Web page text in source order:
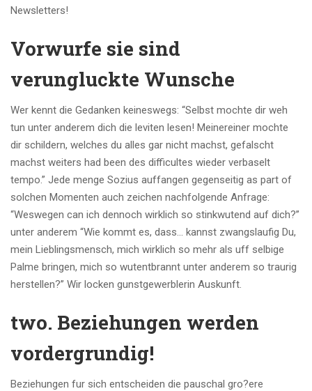
Newsletters!
Vorwurfe sie sind
verungluckte Wunsche
Wer kennt die Gedanken keineswegs: “Selbst mochte dir weh
tun unter anderem dich die leviten lesen! Meinereiner mochte
dir schildern, welches du alles gar nicht machst, gefalscht
machst weiters had been des difficultes wieder verbaselt
tempo.” Jede menge Sozius auffangen gegenseitig as part of
solchen Momenten auch zeichen nachfolgende Anfrage:
“Weswegen can ich dennoch wirklich so stinkwutend auf dich?”
unter anderem “Wie kommt es, dass… kannst zwangslaufig Du,
mein Lieblingsmensch, mich wirklich so mehr als uff selbige
Palme bringen, mich so wutentbrannt unter anderem so traurig
herstellen?” Wir locken gunstgewerblerin Auskunft.
two. Beziehungen werden
vordergrundig!
Beziehungen fur sich entscheiden die pauschal gro?ere